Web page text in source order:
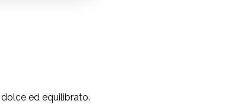
ed equilibrato.